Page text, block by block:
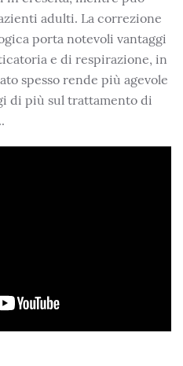
adulti. La correzione
porta notevoli vantaggi
e di respirazione, in
spesso rende più agevole
di più sul trattamento di